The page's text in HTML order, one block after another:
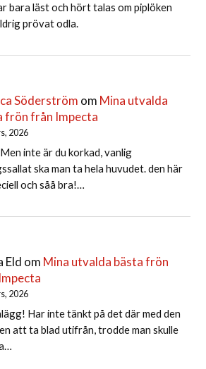
bara läst och hört talas om piplöken
prövat odla.
Söderström om Mina utvalda
frön från Impecta
2026
inte är du korkad, vanlig
ska man ta hela huvudet. den här
och såå bra!…
Eld om Mina utvalda bästa frön
2026
Har inte tänkt på det där med den
att ta blad utifrån, trodde man skulle